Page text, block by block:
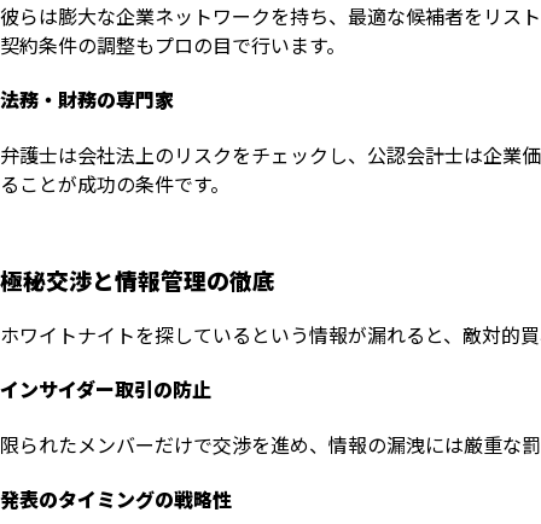
彼らは膨大な企業ネットワークを持ち、最適な候補者をリス
契約条件の調整もプロの目で行います。
法務・財務の専門家
弁護士は会社法上のリスクをチェックし、公認会計士は企業
ることが成功の条件です。
極秘交渉と情報管理の徹底
ホワイトナイトを探しているという情報が漏れると、敵対的
インサイダー取引の防止
限られたメンバーだけで交渉を進め、情報の漏洩には厳重な
発表のタイミングの戦略性